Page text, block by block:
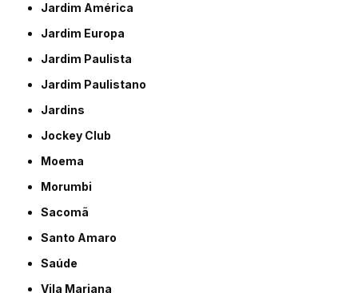
Jardim América
Jardim Europa
Jardim Paulista
Jardim Paulistano
Jardins
Jockey Club
Moema
Morumbi
Sacomã
Santo Amaro
Saúde
Vila Mariana